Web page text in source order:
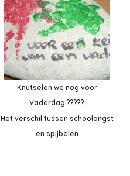
Knutselen we nog voor
Vaderdag ?????
Het verschil tussen schoolangst
en spijbelen